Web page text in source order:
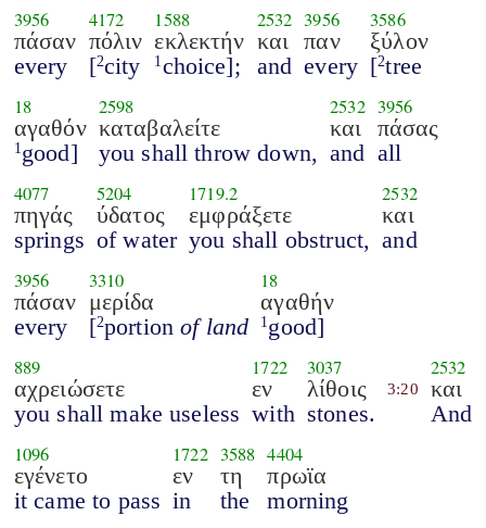
3956
πάσαν
every
4172
πόλιν
[2city
1588
εκλεκτήν
1 choice];
2532
και
and
3956
παν
every
3586
ξύλον
[2tree
18
αγαθόν
1 good]
2598
καταβαλείτε
you shall throw down,
2532
και
and
3956
πάσας
all
4077
πηγάς
springs
5204
ύδατος
of water
1719.2
εμφράξετε
you shall obstruct,
2532
και
and
3956
πάσαν
every
3310
μερίδα
[2portionof land
18
αγαθήν
1 good]
889
αχρειώσετε
you shall make useless
1722
εν
with
3037
λίθοις
stones.
3:20
2532
και
And
1096
εγένετο
it came to pass
1722
εν
in
3588
τη
the
4404
πρωϊα
morning